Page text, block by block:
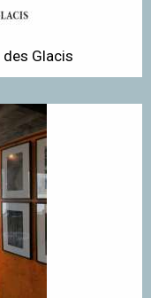
des Glacis